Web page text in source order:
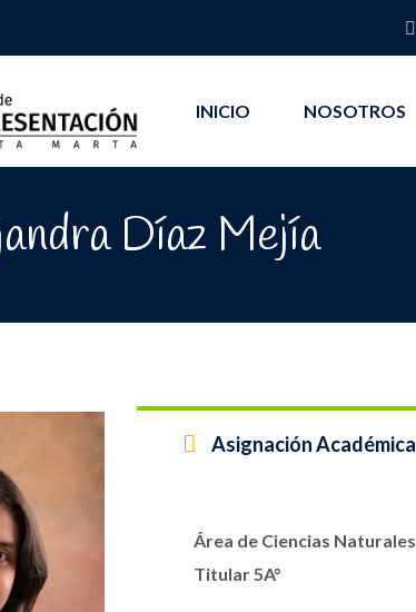
INICIO NOSOTROS
Díaz Mejía
Asignación Académica
Área de Ciencias Naturales
Titular 5A°